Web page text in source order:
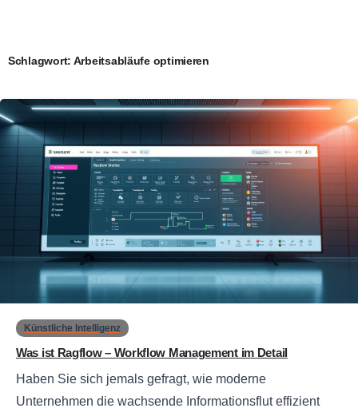
Schlagwort: Arbeitsabläufe optimieren
Künstliche Intelligenz
Was ist Ragflow – Workflow Management im Detail
Haben Sie sich jemals gefragt, wie moderne
Unternehmen die wachsende Informationsflut effizient